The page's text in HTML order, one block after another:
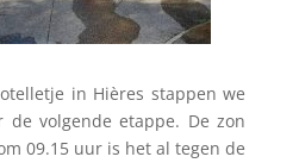
in Hières stappen we
volgende etappe. De zon
09.15 uur is het al tegen de